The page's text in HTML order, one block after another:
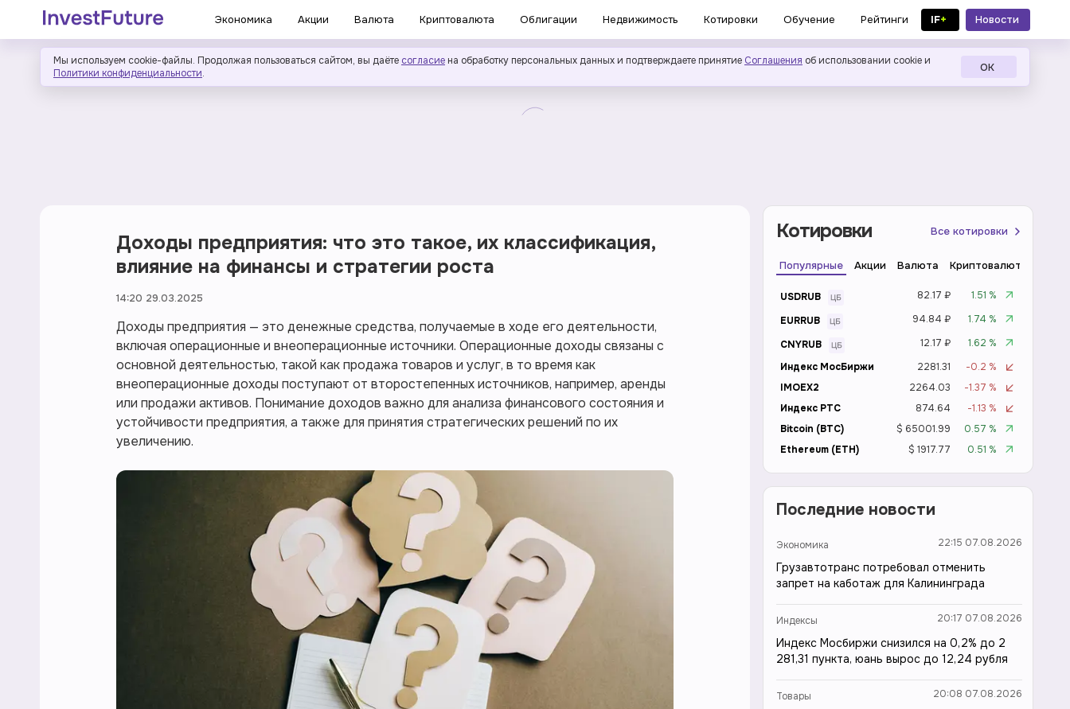
Экономика Акции Валюта Криптовалюта Облигации Недвижимость Котировки Обучение Рейтинги IF+
Новости
в MAX
Мы используем cookie-файлы. Продолжая пользоваться сайтом, вы даёте согласие на обработку персональных данных и подтверждаете принятие Соглашения об использовании cookie и
Политики конфиденциальности. ОК
Доходы предприятия: что это такое, их классификация,
влияние на финансы и стратегии роста
14:20 29.03.2025
Доходы предприятия — это денежные средства, получаемые в ходе его деятельности,
включая операционные и внеоперационные источники. Операционные доходы связаны с
основной деятельностью, такой как продажа товаров и услуг, в то время как
внеоперационные доходы поступают от второстепенных источников, например, аренды
или продажи активов. Понимание доходов важно для анализа финансового состояния и
устойчивости предприятия, а также для принятия стратегических решений по их
увеличению.
Котировки Все котировки
Популярные Акции Валюта Криптовалюта
USDRUB 82.17 ₽
1.51 %
EURRUB
94.84 ₽
1.74 %
CNYRUB
12.17 ₽
1.62 %
Индекс МосБиржи
2281.31
-0.2 %
IMOEX2
2264.03
-1.37 %
Индекс РТС
874.64
-1.13 %
Bitcoin (BTC)
$ 65001.99
0.57 %
Ethereum (ETH)
$ 1917.77 0.51 %
Последние новости
Экономика 22:15 07.08.2026
Грузавтотранс потребовал отменить
запрет на каботаж для Калининграда
Индексы 20:17 07.08.2026
Индекс Мосбиржи снизился на 0,2% до 2
281,31 пункта, юань вырос до 12,24 рубля
Товары 20:08 07.08.2026